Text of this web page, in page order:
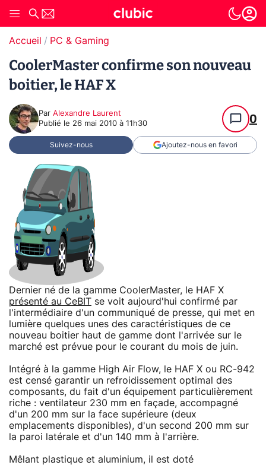
Accueil PC & Gaming
CoolerMaster confirme son nouveau
boitier, le HAF X
Par Alexandre Laurent
Publié le 26 mai 2010 à 11h30 0
Suivez-nous Ajoutez-nous en favori
Dernier né de la gamme CoolerMaster, le HAF X
présenté au CeBIT se voit aujourd'hui confirmé par
l'intermédiaire d'un communiqué de presse, qui met en
lumière quelques unes des caractéristiques de ce
nouveau boitier haut de gamme dont l'arrivée sur le
marché est prévue pour le courant du mois de juin.
Intégré à la gamme High Air Flow, le HAF X ou RC-942
est censé garantir un refroidissement optimal des
composants, du fait d'un équipement particulièrement
riche : ventilateur 230 mm en façade, accompagné
d'un 200 mm sur la face supérieure (deux
emplacements disponibles), d'un second 200 mm sur
la paroi latérale et d'un 140 mm à l'arrière.
Mêlant plastique et aluminium, il est doté